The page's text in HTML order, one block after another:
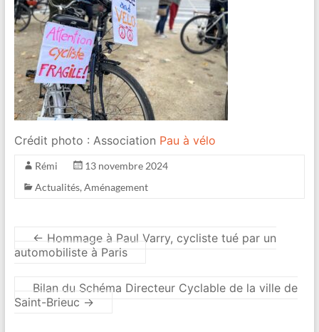
Crédit photo : Association Pau à vélo
Rémi
13 novembre 2024
Actualités, Aménagement
← Hommage à Paul Varry, cycliste tué par un
automobiliste à Paris
Bilan du Schéma Directeur Cyclable de la ville de
Saint-Brieuc →